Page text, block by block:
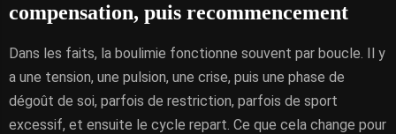
compensation, puis recommencement
Dans les faits, la boulimie fonctionne souvent par boucle. Il y
a une tension, une pulsion, une crise, puis une phase de
dégoût de soi, parfois de restriction, parfois de sport
excessif, et ensuite le cycle repart. Ce que cela change pour